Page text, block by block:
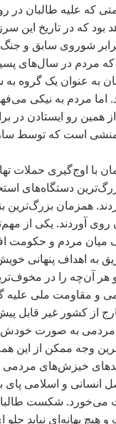
که علیه طالبان در
بود که در تاریخ این
برابر شوروی سابق و جنگ
که مردم در سالهای
به عنوان یک گروه
اما مردم به نیکی می
رو ایستادن در
است که توسط
با اوجگیری حملات
ترین دستگاههای
همزمان بزرگترین
روی آوردند. یکی از مهم
مردم و حکومت
به اهداف پنهانی
هر آنچه را در مخوف
و مقاومت ملی علیه
از کشور غیر قابل
مردمی به صورت خودش
وجه ممکن از
خیزشهای مردمی
انسانی و اسلامی پای
میخورد. شکست
هیچ بهانه ای نباید